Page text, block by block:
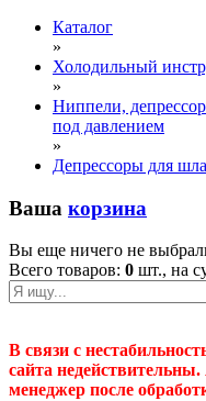
Каталог
»
Холодильный
»
Ниппели,
под давлением
»
Депрессоры для
Ваша корзина
Вы еще ничего не
Всего товаров: 0 шт., на
В связи с
сайта
менеджер после